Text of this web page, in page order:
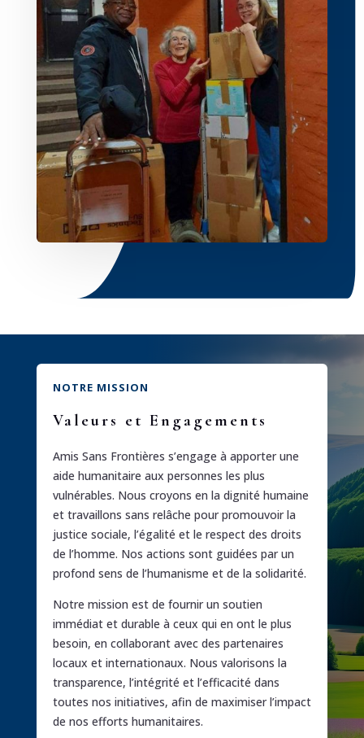
NOTRE MISSION
Valeurs et Engagements
Amis Sans Frontières s’engage à apporter une
aide humanitaire aux personnes les plus
vulnérables. Nous croyons en la dignité humaine
et travaillons sans relâche pour promouvoir la
justice sociale, l’égalité et le respect des droits
de l’homme. Nos actions sont guidées par un
profond sens de l’humanisme et de la solidarité.
Notre mission est de fournir un soutien
immédiat et durable à ceux qui en ont le plus
besoin, en collaborant avec des partenaires
locaux et internationaux. Nous valorisons la
transparence, l’intégrité et l’efficacité dans
toutes nos initiatives, afin de maximiser l’impact
de nos efforts humanitaires.